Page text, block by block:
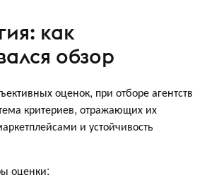
как
обзор
оценок, при отборе агентств
критериев, отражающих их
и устойчивость
оценки: